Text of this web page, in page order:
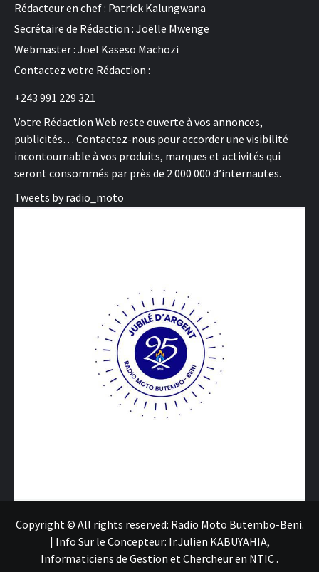
Rédacteur en chef : Patrick Kalungwana
Secrétaire de Rédaction : Joëlle Mwenge
Webmaster : Joël Kaseso Machozi
Contactez votre Rédaction :
+243 991 229 321
Votre Rédaction Web reste ouverte à vos annonces,
publicités… Contactez-nous pour accorder une visibilité
incontournable à vos produits, marques et activités qui
seront consommés par près de 2 000 000 d’internautes.
Tweets by radio_moto
Copyright © All rights reserved: Radio Moto Butembo-Beni.
| Info Sur le Concepteur: Ir.Julien KABUYAHIA,
Informaticiens de Gestion et Chercheur en NTIC.